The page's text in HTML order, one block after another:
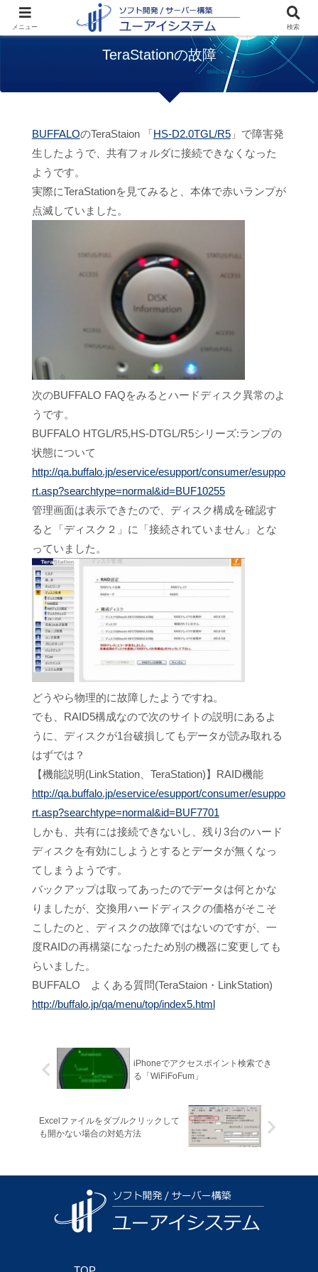
トラブル TeraStationの故障
TeraStationの故障
BUFFALOのTeraStaion 「HS-D2.0TGL/R5」で障害発
生したようで、共有フォルダに接続できなくなった
ようです。
実際にTeraStationを見てみると、本体で赤いランプが
点滅していました。
次のBUFFALO FAQをみるとハードディスク異常のよ
うです。
BUFFALO HTGL/R5,HS-DTGL/R5シリーズ:ランプの
状態について
http://qa.buffalo.jp/eservice/esupport/consumer/esuppo
rt.asp?searchtype=normal&id=BUF10255
管理画面は表示できたので、ディスク構成を確認す
ると「ディスク２」に「接続されていません」とな
っていました。
どうやら物理的に故障したようですね。
でも、RAID5構成なので次のサイトの説明にあるよ
うに、ディスクが1台破損してもデータが読み取れる
はずでは？
【機能説明(LinkStation、TeraStation)】RAID機能
http://qa.buffalo.jp/eservice/esupport/consumer/esuppo
rt.asp?searchtype=normal&id=BUF7701
しかも、共有には接続できないし、残り3台のハード
ディスクを有効にしようとするとデータが無くなっ
てしまうようです。
バックアップは取ってあったのでデータは何とかな
りましたが、交換用ハードディスクの価格がそこそ
こしたのと、ディスクの故障ではないのですが、一
度RAIDの再構築になったため別の機器に変更しても
らいました。
BUFFALO よくある質問(TeraStaion・LinkStation)
http://buffalo.jp/qa/menu/top/index5.html
iPhoneでアクセスポイント検索でき
る「WiFiFoFum」
Excelファイルをダブルクリックして
も開かない場合の対処方法
メニュー 検索